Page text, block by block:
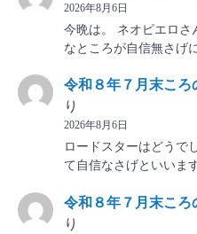
2026年8月6日
今晩は。 ネオピエロさ
なところが自信無さげ
令和８年７月末ころ
り
2026年8月6日
ロードスターはどうで
て自信なさげといい
令和８年７月末ころ
り